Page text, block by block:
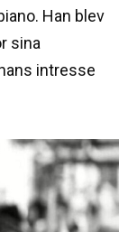
Han blev
sina
intresse